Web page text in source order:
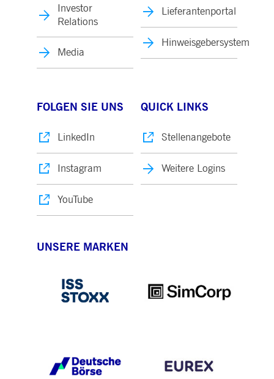
Investor
Relations
Media
Lieferantenportal
Hinweisgebersystem
FOLGEN SIE UNS
LinkedIn
Instagram
YouTube
QUICK LINKS
Stellenangebote
Weitere Logins
UNSERE MARKEN